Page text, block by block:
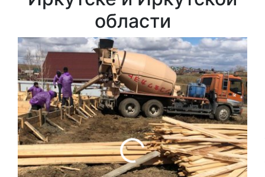
области